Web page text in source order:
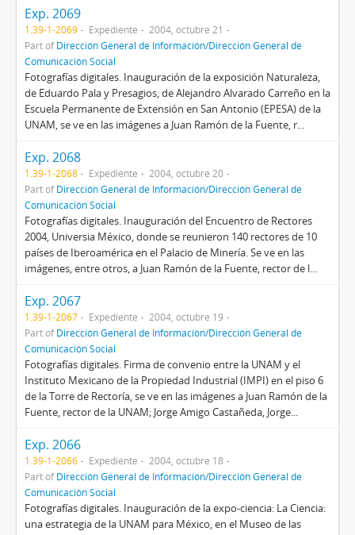
Exp. 2069
1.39-1-2069 Expediente
2004, octubre 21
Part ofDirección General de Información/Dirección General de
Comunicación Social
Fotografías digitales. Inauguración de la exposición Naturaleza,
de Eduardo Pala y Presagios, de Alejandro Alvarado Carreño en la
Escuela Permanente de Extensión en San Antonio (EPESA) de la
UNAM, se ve en las imágenes a Juan Ramón de la Fuente, r...
Exp. 2068
1.39-1-2068 Expediente
2004, octubre 20
Part ofDirección General de Información/Dirección General de
Comunicación Social
Fotografías digitales. Inauguración del Encuentro de Rectores
2004, Universia México, donde se reunieron 140 rectores de 10
países de Iberoamérica en el Palacio de Minería. Se ve en las
imágenes, entre otros, a Juan Ramón de la Fuente, rector de l...
Exp. 2067
1.39-1-2067 Expediente
2004, octubre 19
Part ofDirección General de Información/Dirección General de
Comunicación Social
Fotografías digitales. Firma de convenio entre la UNAM y el
Instituto Mexicano de la Propiedad Industrial (IMPI) en el piso 6
de la Torre de Rectoría, se ve en las imágenes a Juan Ramón de la
Fuente, rector de la UNAM; Jorge Amigo Castañeda, Jorge...
Exp. 2066
1.39-1-2066 Expediente
2004, octubre 18
Part ofDirección General de Información/Dirección General de
Comunicación Social
Fotografías digitales. Inauguración de la expo-ciencia: La Ciencia:
una estrategia de la UNAM para México, en el Museo de las